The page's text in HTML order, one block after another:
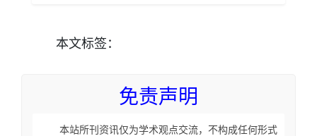
本文标签：
免责声明
本站所刊资讯仅为学术观点交流，不构成任何形式